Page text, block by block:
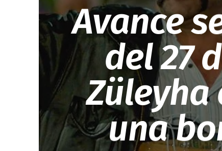
Avance
del 27
Züleyha
una